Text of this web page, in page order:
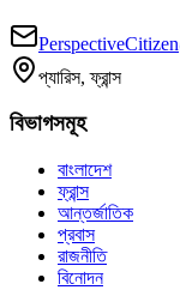
প্যারিস, ফ্রান্স
বিভাগসমূহ
বাংলাদেশ
ফ্রান্স
আন্তর্জাতিক
প্রবাস
রাজনীতি
বিনোদন